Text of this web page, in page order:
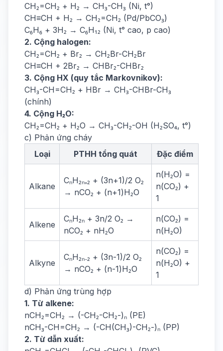
CH₂=CH₂ + H₂ → CH₃-CH₃ (Ni, t°)
CH≡CH + H₂ → CH₂=CH₂ (Pd/PbCO₃)
C₆H₆ + 3H₂ → C₆H₁₂ (Ni, t° cao, p cao)
2. Cộng halogen:
CH₂=CH₂ + Br₂ → CH₂Br-CH₂Br
CH≡CH + 2Br₂ → CHBr₂-CHBr₂
3. Cộng HX (quy tắc Markovnikov):
CH₃-CH=CH₂ + HBr → CH₃-CHBr-CH₃
(chính)
4. Cộng H₂O:
CH₂=CH₂ + H₂O → CH₃-CH₂-OH (H₂SO₄, t°)
c) Phản ứng cháy
Loại
PTHH tổng quát Đặc điểm
Alkane
CₙH₂ₙ₊₂ + (3n+1)/2 O₂
→ nCO₂ + (n+1)H₂O
n(H₂O) =
n(CO₂) +
1
Alkene
CₙH₂ₙ + 3n/2 O₂ →
nCO₂ + nH₂O
n(CO₂) =
n(H₂O)
Alkyne
CₙH₂ₙ₋₂ + (3n-1)/2 O₂
→ nCO₂ + (n-1)H₂O
n(CO₂) =
n(H₂O) +
1
d) Phản ứng trùng hợp
1. Từ alkene:
nCH₂=CH₂ → (-CH₂-CH₂-)ₙ (PE)
nCH₃-CH=CH₂ → (-CH(CH₃)-CH₂-)ₙ (PP)
2. Từ dẫn xuất: